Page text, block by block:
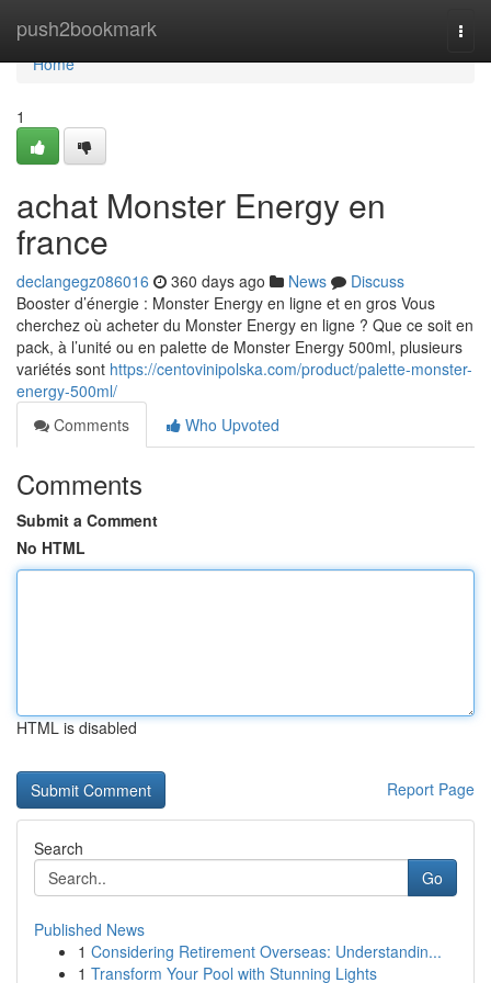
push2bookmark
Home
Home
1
achat Monster Energy en
france
declangegz086016 360 days ago News
Discuss
Booster d’énergie : Monster Energy en ligne et en gros Vous
cherchez où acheter du Monster Energy en ligne ? Que ce soit en
pack, à l’unité ou en palette de Monster Energy 500ml, plusieurs
variétés sont https://centovinipolska.com/product/palette-monster-
energy-500ml/
Comments
Who Upvoted
Comments
Submit a Comment
No HTML
HTML is disabled
Report Page
Search
Go
Published News
1 Considering Retirement Overseas: Understandin...
1 Transform Your Pool with Stunning Lights